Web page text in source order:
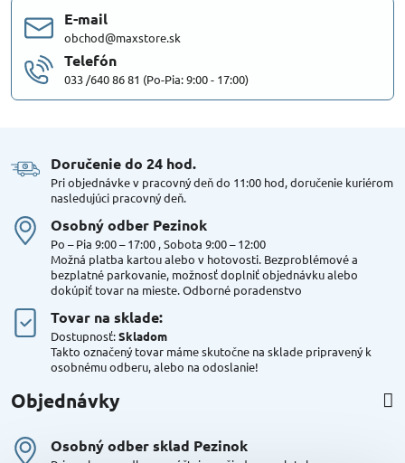
E-mail
obchod@maxstore.sk
Telefón
033 /640 86 81 (Po-Pia: 9:00 - 17:00)
Doručenie do 24 hod​.
Pri objednávke v pracovný deň do 11:00 hod, doručenie kuriérom
nasledujúci pracovný deň.
Osobný odber Pezinok
Po – Pia 9:00 – 17:00 , Sobota 9:00 – 12:00
Možná platba kartou alebo v hotovosti. Bezproblémové a
bezplatné parkovanie, možnosť doplniť objednávku alebo
dokúpiť tovar na mieste. Odborné poradenstvo
Tovar na sklade:
Dostupnosť:Skladom
Takto označený tovar máme skutočne na sklade pripravený k
osobnému odberu, alebo na odoslanie!
Objednávky
Osobný odber sklad Pezinok